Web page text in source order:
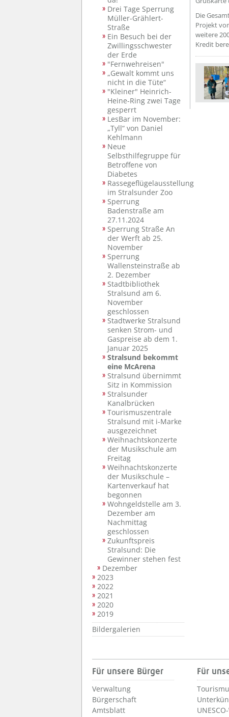
Drei Tage Sperrung
Müller-Grählert-
Straße
Ein Besuch bei der
Zwillingsschwester
der Erde
"Fernwehreisen"
„Gewalt kommt uns
nicht in die Tüte“
"Kleiner" Heinrich-
Heine-Ring zwei Tage
gesperrt
LesBar im November:
„Tyll“ von Daniel
Kehlmann
Neue
Selbsthilfegruppe für
Betroffene von
Diabetes
Rassegeflügelausstellung
im Stralsunder Zoo
Sperrung
Badenstraße am
27.11.2024
Sperrung Straße An
der Werft ab 25.
November
Sperrung
Wallensteinstraße ab
2. Dezember
Stadtbibliothek
Stralsund am 6.
November
geschlossen
Stadtwerke Stralsund
senken Strom- und
Gaspreise ab dem 1.
Januar 2025
Stralsund bekommt
eine McArena
Stralsund übernimmt
Sitz in Kommission
Stralsunder
Kanalbrücken
Tourismuszentrale
Stralsund mit i-Marke
ausgezeichnet
Weihnachtskonzerte
der Musikschule am
Freitag
Weihnachtskonzerte
der Musikschule –
Kartenverkauf hat
begonnen
Wohngeldstelle am 3.
Dezember am
Nachmittag
geschlossen
Zukunftspreis
Stralsund: Die
Gewinner stehen fest
Dezember
2023
2022
2021
2020
2019
Bildergalerien
Die
Projekt
weitere
Kredit
Für unsere Bürger
Verwaltung
Bürgerschaft
Amtsblatt
Für